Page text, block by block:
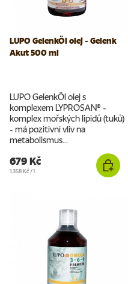
LUPO GelenkÖl olej - Gelenk
Akut 500 ml
LUPO GelenkÖl olej s
komplexem LYPROSAN® -
komplex mořských lipidů (tuků)
- má pozitivní vliv na
metabolismus...
679 Kč
Cena za jednotku
1.358 Kč /l